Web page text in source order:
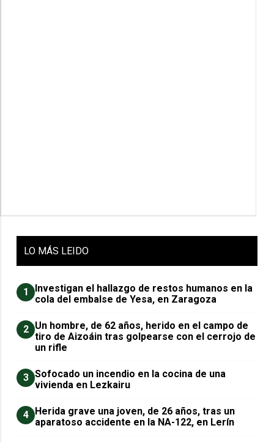
LO MÁS LEIDO
1
Investigan el hallazgo de restos humanos en la
cola del embalse de Yesa, en Zaragoza
2 Un hombre, de 62 años, herido en el campo de
tiro de Aizoáin tras golpearse con el cerrojo de
un rifle
3 Sofocado un incendio en la cocina de una
vivienda en Lezkairu
4
Herida grave una joven, de 26 años, tras un
aparatoso accidente en la NA-122, en Lerín